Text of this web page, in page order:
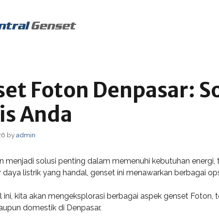
Foton Denpasar:
Anda
byadmin
menjadi solusi penting dalam memenuhi kebutuhan
daya listrik yang handal, genset ini menawarkan berbagai
ini, kita akan mengeksplorasi berbagai aspek genset
domestik di Denpasar.